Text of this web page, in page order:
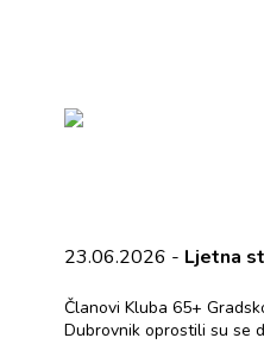
23.06.2026 - Ljetna
Članovi Kluba 65+
Dubrovnik oprostili su se